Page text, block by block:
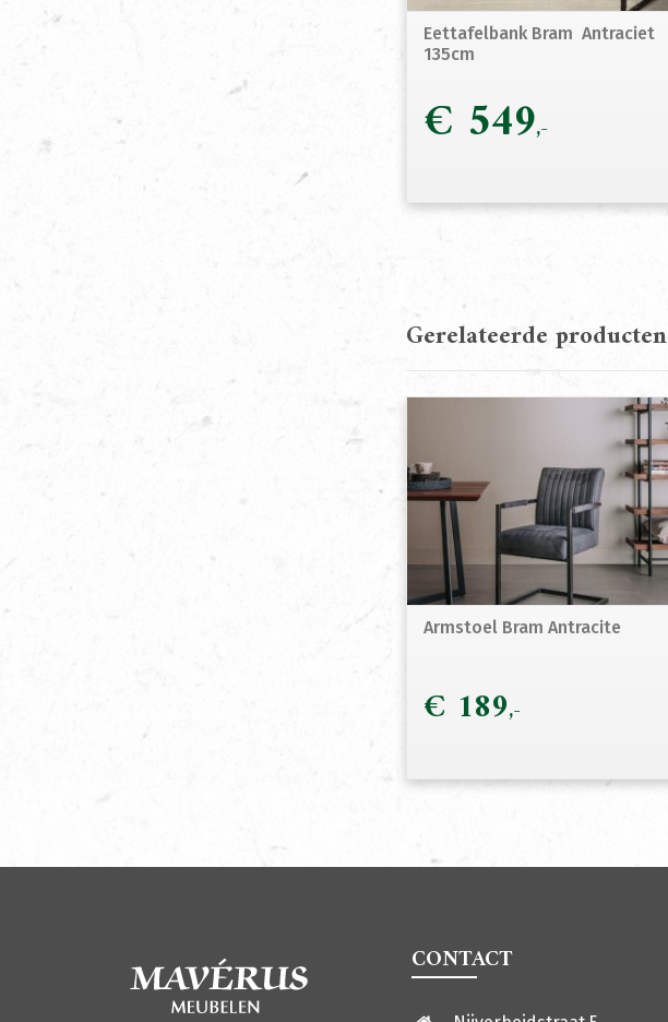
Eettafelbank Bram Antraciet
135cm
€ 549
Gerelateerde producten
Armstoel Bram Antracite
€ 189
CONTACT